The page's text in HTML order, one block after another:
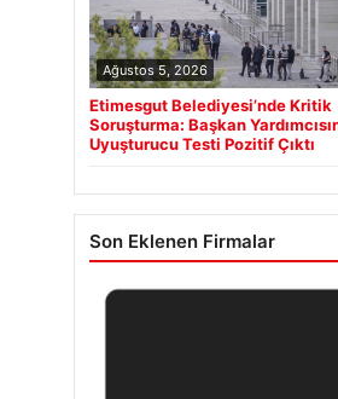
Ağustos 5, 2026
Etimesgut Belediyesi’nde Kritik
Soruşturma: Başkan
Uyuşturucu Testi Pozitif Çıktı
Son Eklenen Firmalar